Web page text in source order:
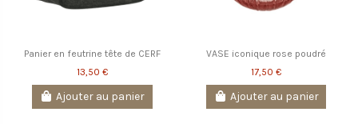
Panier en feutrine tête de CERF
13,50 €
Ajouter au panier
VASE iconique rose poudré
17,50 €
Ajouter au panier